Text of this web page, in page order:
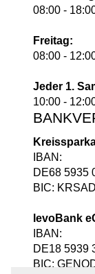
08:00 -
Freitag:
08:00 -
Jeder 1.
10:00 -
IBAN:
DE68 5935
BIC:
levoBank
IBAN:
DE18 5939
BIC: